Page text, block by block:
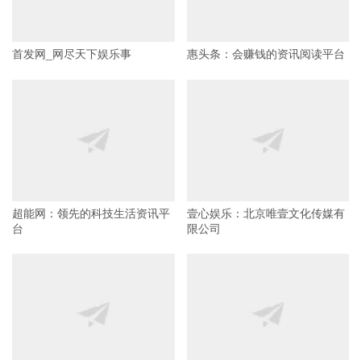
首发网_网尽天下娱乐事 惠头条：会赚钱的资讯阅读平台
超能网：领先的科技生活资讯平
台
壹心娱乐：北京唯壹文化传媒有
限公司